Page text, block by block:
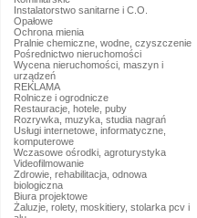
Instalatorstwo sanitarne i C.O.
Opałowe
Ochrona mienia
Pralnie chemiczne, wodne, czyszczenie
Pośrednictwo nieruchomości
Wycena nieruchomości, maszyn i
urządzeń
REKLAMA
Rolnicze i ogrodnicze
Restauracje, hotele, puby
Rozrywka, muzyka, studia nagrań
Usługi internetowe, informatyczne,
komputerowe
Wczasowe ośrodki, agroturystyka
Videofilmowanie
Zdrowie, rehabilitacja, odnowa
biologiczna
Biura projektowe
Żaluzje, rolety, moskitiery, stolarka pcv i